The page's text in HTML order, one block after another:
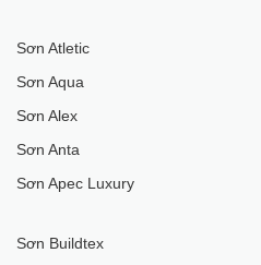
Sơn Atletic
Sơn Aqua
Sơn Alex
Sơn Anta
Sơn Apec Luxury
Sơn Buildtex